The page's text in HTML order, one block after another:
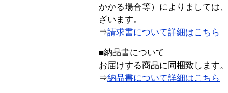
かかる場合等）によりましては
ざいます。
⇒請求書について詳細はこちら
■納品書について
お届けする商品に同梱致します。
⇒納品書について詳細はこちら